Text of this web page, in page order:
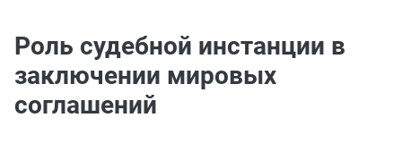
Роль судебной инстанции в
заключении мировых
соглашений